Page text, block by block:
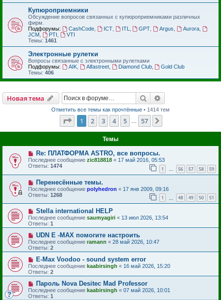
Купюроприемники
Обсуждение вопросов связанных с купюроприемниками различных
фирм.
Подфорумы:
CashCode, ICT, ITL GPT Argus Aurora
JCM
PTI
VTI
Темы: 1461
Электронные рулетки
Вопросы связанные с электронными рулетками
Подфорумы:
AIK, Alfastreet, Diamond Club,
Gold Club
Темы: 406
Новая тема Поиск
Отметить все темы как прочтённые • 1414 тем
Страница из 57
1 2 3 4 5 57
Темы
Re: ПЛАТФОРМА ASTRO, все вопросы.
Последнее сообщение zic818818 « 17 май 2016, 05:53
Ответы: 1474 1 … 56 57 58 59
Перенесённые темы.
Последнее сообщение polyhedron « 17 янв 2009, 09:16
Ответы: 1268 1 48 49 50 51
Stella international HELP
Последнее сообщение saumyagiri « 13 июл 2026, 13:54
Ответы: 1
UDN E -MAX помогите настроить
Последнее сообщение ramann « 28 май 2026, 10:47
Ответы: 2
E-Max Voodoo - sound system error
Последнее сообщение kaabirsingh « 16 май 2026, 15:20
Ответы: 2
Пароль Nova Desitec Mad Professor
Последнее сообщение kaabirsingh « 07 май 2026, 10:01
Ответы: 1